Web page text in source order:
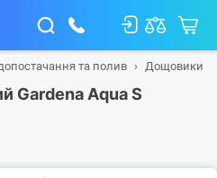
та полив Дощовики
Gardena Aqua S